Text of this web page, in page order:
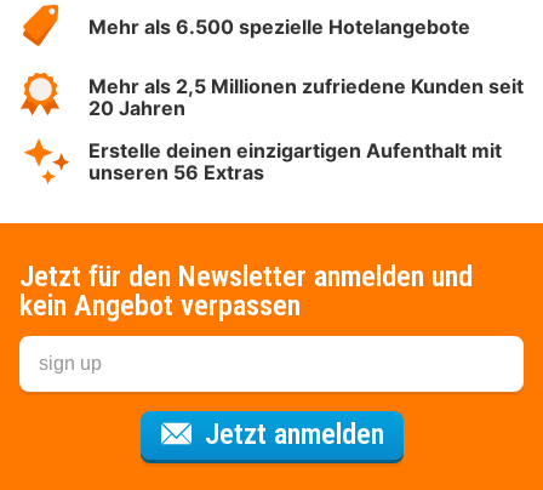
Mehr als 6.500 spezielle Hotelangebote
Mehr als 2,5 Millionen zufriedene Kunden seit
20 Jahren
Erstelle deinen einzigartigen Aufenthalt mit
unseren 56 Extras
Jetzt für den Newsletter anmelden und
kein Angebot verpassen
Jetzt anmeldenFür den